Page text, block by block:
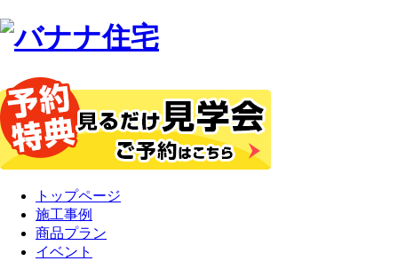
トップページ
施工事例
商品プラン
イベント